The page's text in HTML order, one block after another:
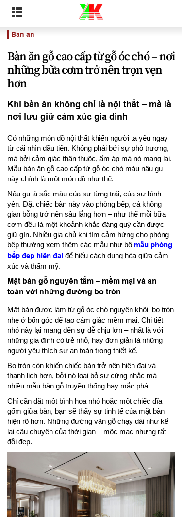
Bàn ăn
Bàn ăn gỗ cao cấp từ gỗ óc chó – nơi
những bữa cơm trở nên trọn vẹn
hơn
Khi bàn ăn không chỉ là nội thất – mà là
nơi lưu giữ cảm xúc gia đình
Có những món đồ nội thất khiến người ta yêu ngay
từ cái nhìn đầu tiên. Không phải bởi sự phô trương,
mà bởi cảm giác thân thuộc, ấm áp mà nó mang lại.
Mẫu bàn ăn gỗ cao cấp từ gỗ óc chó màu nâu gụ
này chính là một món đồ như thế.
Nâu gụ là sắc màu của sự từng trải, của sự bình
yên. Đặt chiếc bàn này vào phòng bếp, cả không
gian bỗng trở nên sâu lắng hơn – như thể mỗi bữa
cơm đều là một khoảnh khắc đáng quý cần được
giữ gìn. Nhiều gia chủ khi tìm cảm hứng cho phòng
bếp thường xem thêm các mẫu như bộ mẫu phòng
bếp đẹp hiện đại để hiểu cách dung hòa giữa cảm
xúc và thẩm mỹ.
Mặt bàn gỗ nguyên tấm – mềm mại và an
toàn với những đường bo tròn
Mặt bàn được làm từ gỗ óc chó nguyên khối, bo tròn
nhẹ ở bốn góc để tạo cảm giác mềm mại. Chi tiết
nhỏ này lại mang đến sự dễ chịu lớn – nhất là với
những gia đình có trẻ nhỏ, hay đơn giản là những
người yêu thích sự an toàn trong thiết kế.
Bo tròn còn khiến chiếc bàn trở nên hiện đại và
thanh lịch hơn, bởi nó loại bỏ sự cứng nhắc mà
nhiều mẫu bàn gỗ truyền thống hay mắc phải.
Chỉ cần đặt một bình hoa nhỏ hoặc một chiếc đĩa
gốm giữa bàn, bạn sẽ thấy sự tinh tế của mặt bàn
hiện rõ hơn. Những đường vân gỗ chạy dài như kể
lại câu chuyện của thời gian – mộc mạc nhưng rất
đỗi đẹp.